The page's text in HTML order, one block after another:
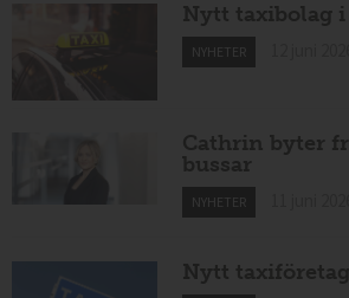
Nytt taxibolag
NYHETER
Cathrin byter
bussar
NYHETER
Nytt